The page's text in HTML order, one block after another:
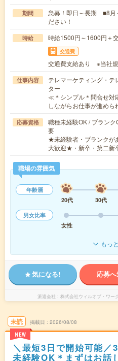
期間
急募！即日～長期 ■8月
ださい！
時給 時給1500円～1600円
交通費
交通費支給あり ※当社
仕事内容
テレマーケティング・テ
ター
≪＊シンプル＊問合せ対
しながらお仕事が進め
応募資格
職種未経験OK / ブラン
要
★未経験者・ブランクが
大歓迎★・新卒・第二新
職場の雰囲気
年齢層
20代
30代
男女比率
女性
もっ
気になる! 応募
派遣会社 株式会社ウィルオブ・ワー
未読
NEW
掲載日 2026/08/08
＼最短3日で開始可能／
未経験OK＊まずはお話